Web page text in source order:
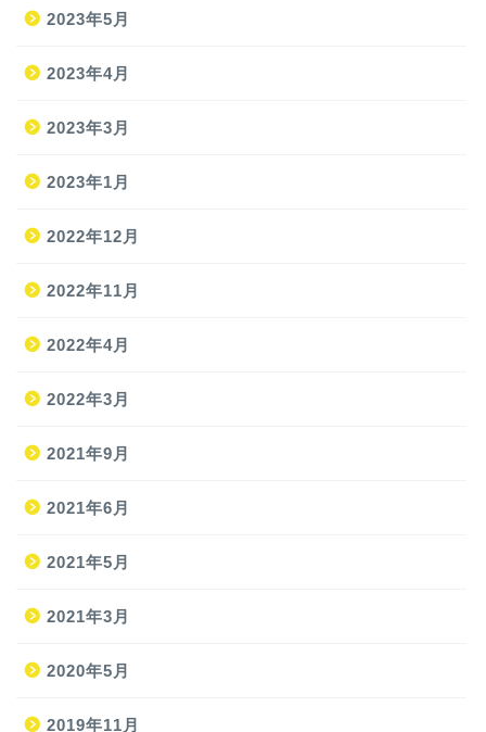
2023年5月
2023年4月
2023年3月
2023年1月
2022年12月
2022年11月
2022年4月
2022年3月
2021年9月
2021年6月
2021年5月
2021年3月
2020年5月
2019年11月